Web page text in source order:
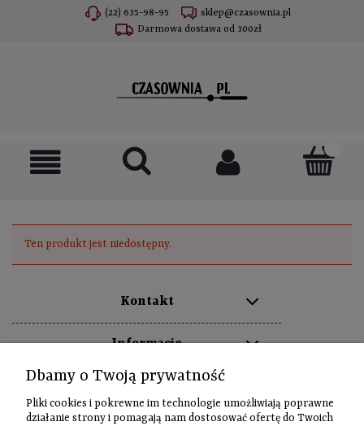
(22) 635-98-95
sklep@czasownia.pl
Darmowa dostawa od 300zł
Ten produkt jest niedostępny.
Kontakt
Informacje
Zamówienia
Dbamy o Twoją prywatność
Pliki cookies i pokrewne im technologie umożliwiają poprawne
działanie strony i pomagają nam dostosować ofertę do Twoich